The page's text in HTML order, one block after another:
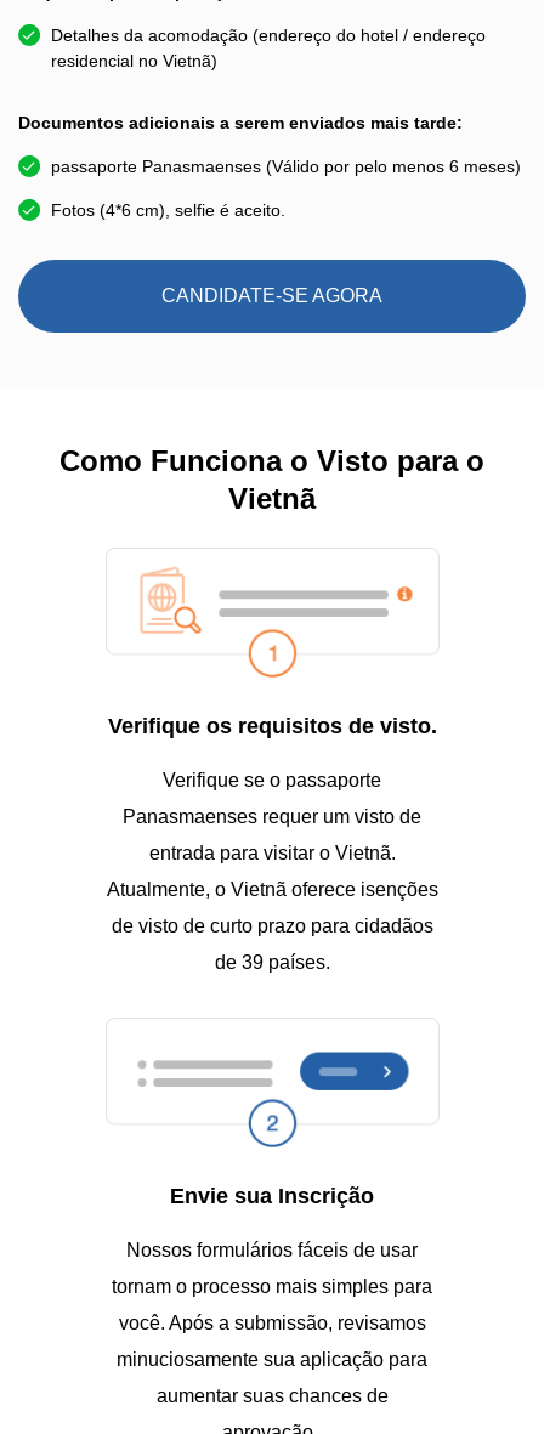
Detalhes da acomodação (endereço do hotel / endereço
residencial no Vietnã)
Documentos adicionais a serem enviados mais tarde:
passaporte Panasmaenses (Válido por pelo menos 6 meses)
Fotos (4*6 cm), selfie é aceito.
CANDIDATE-SE AGORA
Como Funciona o Visto para o
Vietnã
Verifique os requisitos de visto.
Verifique se o passaporte
Panasmaenses requer um visto de
entrada para visitar o Vietnã.
Atualmente, o Vietnã oferece isenções
de visto de curto prazo para cidadãos
de 39 países.
Envie sua Inscrição
Nossos formulários fáceis de usar
tornam o processo mais simples para
você. Após a submissão, revisamos
minuciosamente sua aplicação para
aumentar suas chances de